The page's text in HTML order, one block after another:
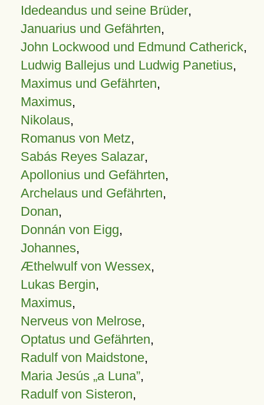
Idedeandus und seine Brüder,
Januarius und Gefährten,
John Lockwood und Edmund Catherick,
Ludwig Ballejus und Ludwig Panetius,
Maximus und Gefährten,
Maximus,
Nikolaus,
Romanus von Metz,
Sabás Reyes Salazar,
Apollonius und Gefährten,
Archelaus und Gefährten,
Donan,
Donnán von Eigg,
Johannes,
Æthelwulf von Wessex,
Lukas Bergin,
Maximus,
Nerveus von Melrose,
Optatus und Gefährten,
Radulf von Maidstone,
Maria Jesús „a Luna”,
Radulf von Sisteron,